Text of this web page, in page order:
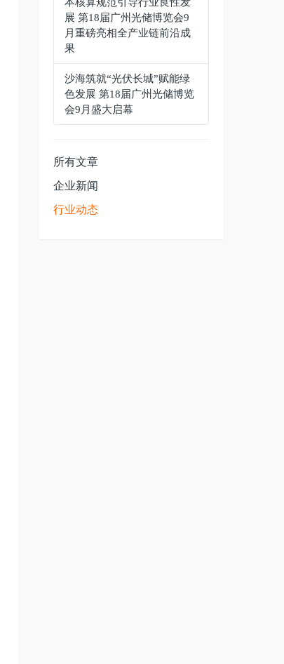
展 第18届广州光储博览会9
月重磅亮相全产业链前沿成
果
沙海筑就“光伏长城”赋能绿
色发展 第18届广州光储博览
会9月盛大启幕
所有文章
企业新闻
行业动态